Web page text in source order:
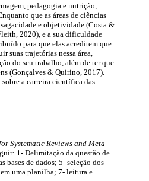
pedagogia e nutrição,
que as áreas de ciências
e objetividade (Costa &
2020), e a sua dificuldade
para que elas acreditem que
suas trajetórias nessa área,
do seu trabalho, além de ter que
(Gonçalves & Quirino, 2017).
a carreira científica das
Systematic Reviews and Meta-
1- Delimitação da questão de
bases de dados; 5- seleção dos
uma planilha; 7- leitura e